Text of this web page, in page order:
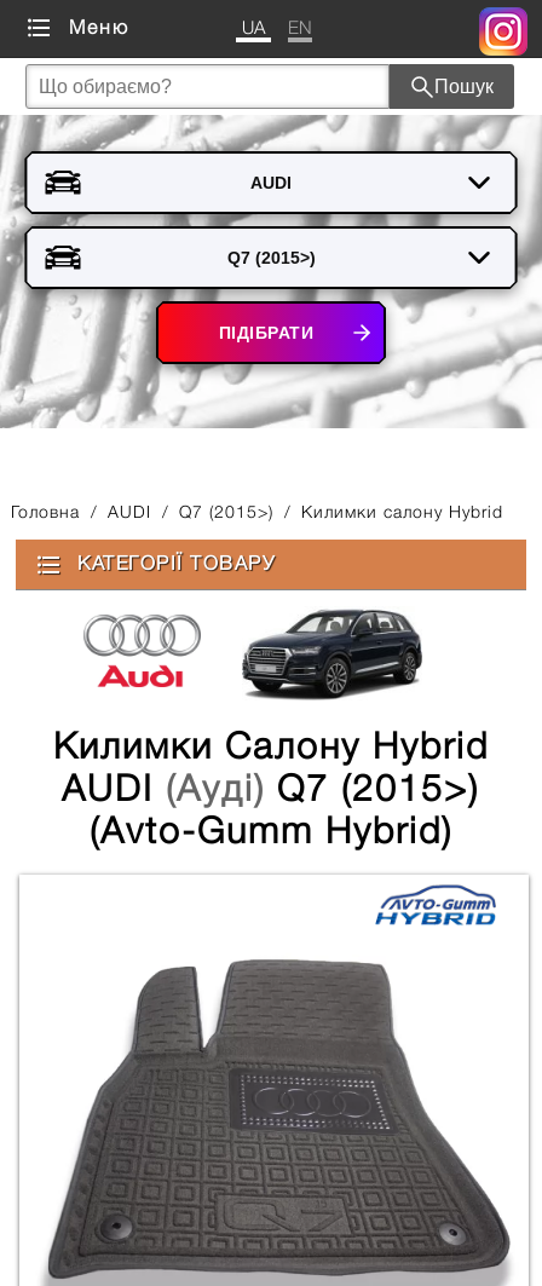
Меню UA EN
Пошук
ПІДІБРАТИ
Головна / AUDI / Q7 (2015>) / Килимки салону Hybrid
КАТЕГОРІЇ ТОВАРУ
Килимки Салону Hybrid
AUDI (Ауді) Q7 (2015>)
(Avto-Gumm Hybrid)